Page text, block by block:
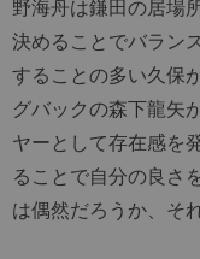
野海舟は鎌田の居場
決めることでバラン
することの多い久保
グバックの森下龍矢
ヤーとして存在感を
ることで自分の良さ
は偶然だろうか、そ